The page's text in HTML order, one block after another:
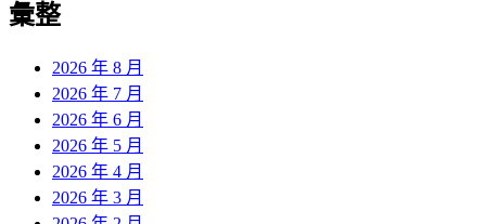
彙整
2026 年 8 月
2026 年 7 月
2026 年 6 月
2026 年 5 月
2026 年 4 月
2026 年 3 月